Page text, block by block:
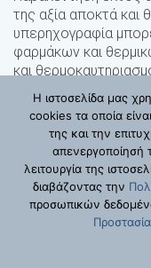
της αξία αποκτά και
υπερηχογραφία
φαρμάκων και
και
την βλάβη που
αποκατάσταση.
Θεραπευτική
αντίστοιχο
Λ. Κηφισίας 317,
-130
© Copyright 2020 -
Πολιτική
COVID-19 Επισκευτείτε
Η ιστοσελίδα μας
cookies τα οποία
της και την
απενεργοποίησή
λειτουργία της
διαβάζοντας την
προσωπικών